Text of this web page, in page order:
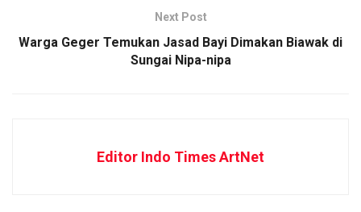
Next Post
Warga Geger Temukan Jasad Bayi Dimakan Biawak di
Sungai Nipa-nipa
Editor Indo Times ArtNet